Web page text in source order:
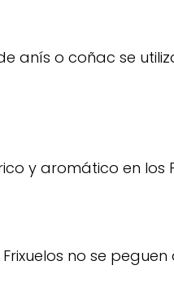
anís o coñac se
y aromático en los
no se